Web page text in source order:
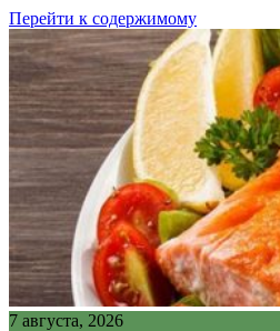
Перейти к содержимому
7 августа, 2026